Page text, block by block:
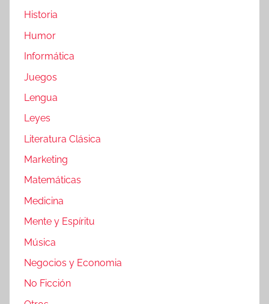
Historia
Humor
Informática
Juegos
Lengua
Leyes
Literatura Clásica
Marketing
Matemáticas
Medicina
Mente y Espíritu
Música
Negocios y Economia
No Ficción